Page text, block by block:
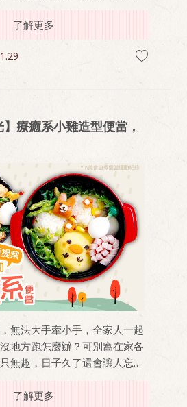
了解更多
】療癒系小雞造型便當，
無法大手牽小手，全家人一起
地方跑怎麼辦？可別窩在家各
無趣，日子久了還會讓人忘了
交流。
了解更多